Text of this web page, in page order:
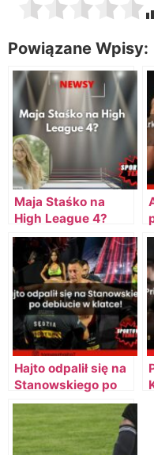
Powiązane Wpisy:
Maja Staśko na
High League 4?
Hajto odpalił się na
Stanowskiego po
debiucie w klatce!